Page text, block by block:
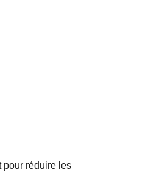
pour réduire les